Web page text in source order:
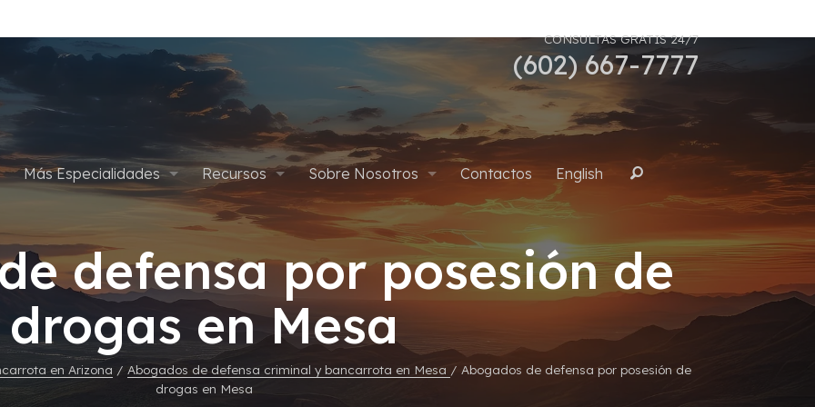
CONSULTAS GRATIS 24/7
(602) 667-7777
7
13
de Crédito
Más Especialidades
Apelaciones
Asalto y Agresión
Defensa Criminal Juvenil
Homicidios
Defensa de Drogas Cancelar Condena por Marihuana
Delitos Sexuales
Recursos
Planes de Pago
Blog
Sobre Nosotros
Abogados
Gives Back
Empleos
Contactos English
defensa por posesión de
drogas en Mesa
en Arizona / Abogados de defensa criminal y bancarrota en Mesa / Abogados de defensa por posesión de
drogas en Mesa